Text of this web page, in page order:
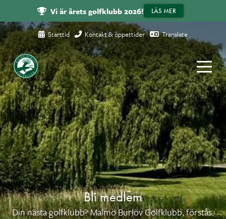
Vi är årets golfklubb 2026! LÄS MER
Starttid Kontakt & öppettider Translate
Bli medlem
Din nästa golfklubb? Malmö Burlöv Golfklubb, förstås.